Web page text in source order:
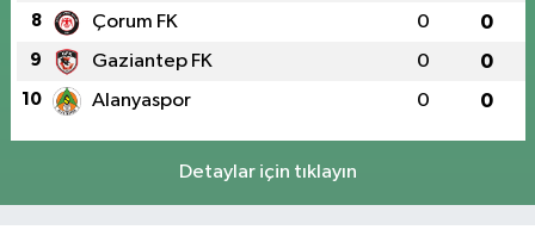
8 Çorum FK 0 0
9 Gaziantep FK 0 0
10 Alanyaspor 0 0
Detaylar için tıklayın